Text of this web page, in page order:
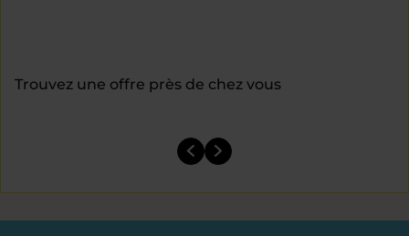
Trouvez une offre près de chez vous